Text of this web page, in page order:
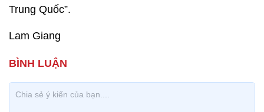
Trung Quốc”.
Lam Giang